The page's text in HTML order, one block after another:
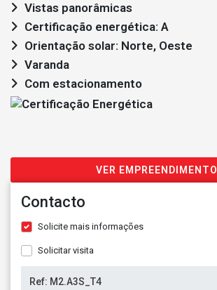
Vistas panorâmicas
Certificação energética: A
Orientação solar: Norte, Oeste
Varanda
Com estacionamento
VER EMPREENDIMENTO
Contacto
Solicite mais informações
Solicitar visita